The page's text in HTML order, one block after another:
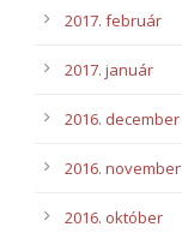
2017. február
2017. január
2016. december
2016. november
2016. október